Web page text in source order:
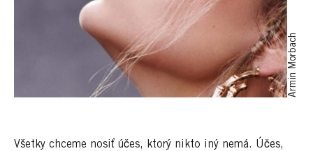
Armin Morbach
Všetky chceme nosiť účes, ktorý nikto iný nemá. Účes,